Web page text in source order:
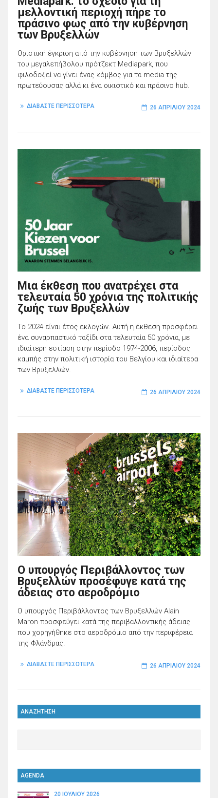
μελλοντική περιοχή πήρε το
πράσινο φως από την κυβέρνηση
των Βρυξελλών
Οριστική έγκριση από την κυβέρνηση των Βρυξελλών
του μεγαλεπήβολου πρότζεκτ Mediapark, που
φιλοδοξεί να γίνει ένας κόμβος για τα media της
πρωτεύουσας αλλά κι ένα οικιστικό και πράσινο hub.
ΔΙΑΒΑΣΤΕ ΠΕΡΙΣΣΟΤΕΡΑ 26 ΑΠΡΙΛΊΟΥ 2024
Μια έκθεση που ανατρέχει στα
τελευταία 50 χρόνια της πολιτικής
ζωής των Βρυξελλών
Το 2024 είναι έτος εκλογών. Αυτή η έκθεση προσφέρει
ένα συναρπαστικό ταξίδι στα τελευταία 50 χρόνια, με
ιδιαίτερη εστίαση στην περίοδο 1974-2006, περίοδος
καμπής στην πολιτική ιστορία του Βελγίου και ιδιαίτερα
των Βρυξελλών.
ΔΙΑΒΑΣΤΕ ΠΕΡΙΣΣΟΤΕΡΑ 26 ΑΠΡΙΛΊΟΥ 2024
Ο υπουργός Περιβάλλοντος των
Βρυξελλών προσέφυγε κατά της
άδειας στο αεροδρόμιο
Ο υπουργός Περιβάλλοντος των Βρυξελλών Alain
Maron προσφεύγει κατά της περιβαλλοντικής άδειας
που χορηγήθηκε στο αεροδρόμιο από την περιφέρεια
της Φλάνδρας.
ΔΙΑΒΑΣΤΕ ΠΕΡΙΣΣΟΤΕΡΑ 26 ΑΠΡΙΛΊΟΥ 2024
ΑΝΑΖΗΤΗΣΗ
AGENDA
20 ΙΟΥΛΊΟΥ 2026